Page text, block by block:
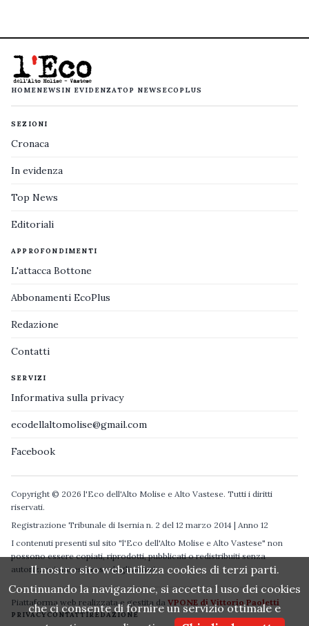
HOMENEWS IN EVIDENZATOP NEWS ECOPLUS
SEZIONI
Cronaca
In evidenza
Top News
Editoriali
APPROFONDIMENTI
L'attacca Bottone
Abbonamenti EcoPlus
Redazione
Contatti
SERVIZI
Informativa sulla privacy
ecodellaltomolise@gmail.com
Facebook
Copyright © 2026 l'Eco dell'Alto Molise e Alto Vastese. Tutti i diritti
riservati.
Registrazione Tribunale di Isernia n. 2 del 12 marzo 2014 | Anno 12
I contenuti presenti sul sito "l'Eco dell'Alto Molise e Alto Vastese" non
possono essere copiati, riprodotti, pubblicati o redistribuiti senza
autorizzazione espressa degli autori.
Piattaforma web realizzata e gestita da VPONE di Vittorio Paoletti
PRIVACYCONTATTIREDAZIONE
Il nostro sito web utilizza cookies di terzi parti.
Continuando la navigazione, si accetta l uso dei cookies
che ci consente di fornire un servizio ottimale e